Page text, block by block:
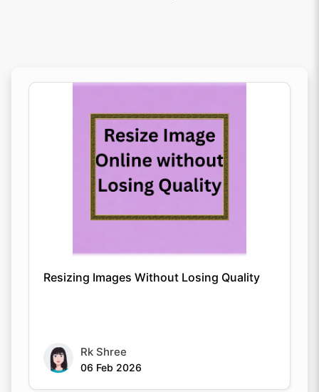
Resizing Images Without Losing Quality
Rk Shree
06 Feb 2026